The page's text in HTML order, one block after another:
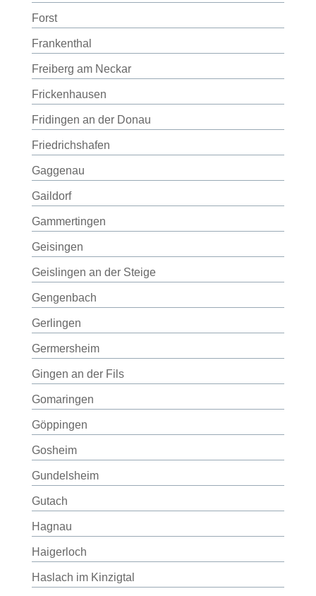
Forst
Frankenthal
Freiberg am Neckar
Frickenhausen
Fridingen an der Donau
Friedrichshafen
Gaggenau
Gaildorf
Gammertingen
Geisingen
Geislingen an der Steige
Gengenbach
Gerlingen
Germersheim
Gingen an der Fils
Gomaringen
Göppingen
Gosheim
Gundelsheim
Gutach
Hagnau
Haigerloch
Haslach im Kinzigtal